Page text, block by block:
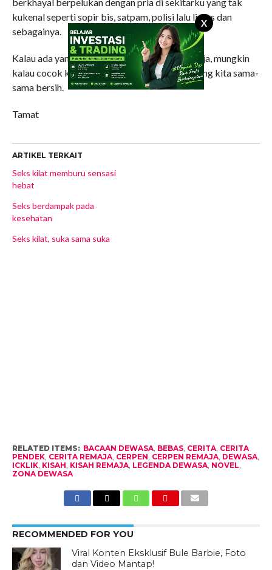
X
kukenal seperti sopir bis, satpam, polisi lalu lintas dan
sebagainya.
Kalau ada yang ingin berkirim email, silakan saja, mungkin
kalau cocok kita bisa “bersahabat”, yang penting kita sama-
sama bersih.
Tamat
ARTIKEL TERKAIT
Seks kilat memburu sensasi
hebat
Seks berdampak pada
kesehatan
Seks kilat, suka sama suka
RELATED ITEMS: BACAAN DEWASA, BEBAS, CERITA, CERITA
PENDEK, CERITA REMAJA, CERPEN, CERPEN REMAJA, DEWASA,
ICKLIK, KISAH, KISAH REMAJA, LEGENDA DEWASA, NOVEL,
ZONA DEWASA
RECOMMENDED FOR YOU
Viral Konten Eksklusif Bule Barbie, Foto
dan Video Mantap!